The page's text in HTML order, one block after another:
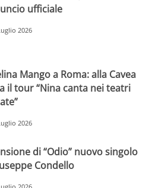
ufficiale
2026
Mango a Roma: alla Cavea
il tour “Nina canta nei teatri
2026
di “Odio” nuovo singolo
Condello